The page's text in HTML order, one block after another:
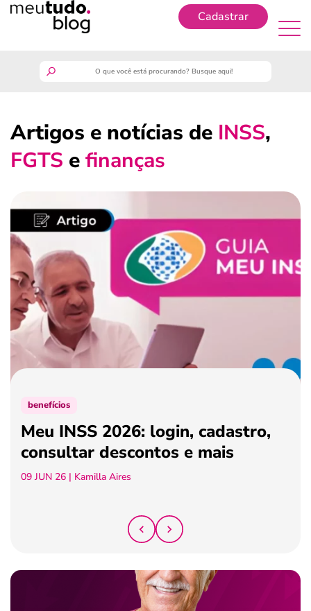
Cadastrar
guia do trabalhador
benefícios
crédito fácil
últimas notícias
ferramentas
Artigos e notícias de INSS,
FGTS efinanças
benefícios
Meu INSS 2026: login, cadastro,
consultar descontos e mais
09 JUN 26 | Kamilla Aires